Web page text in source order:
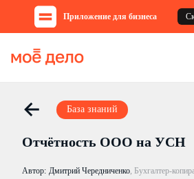
Приложение для бизнеса
База знаний
Отчётность ООО на УСН
Автор: Дмитрий Чередниченко, Бухгалтер-